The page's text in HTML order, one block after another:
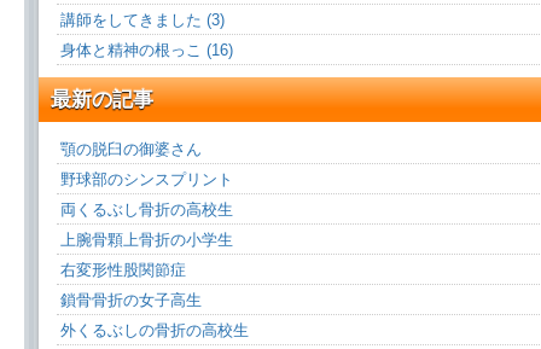
講師をしてきました (3)
身体と精神の根っこ (16)
最新の記事
顎の脱臼の御婆さん
野球部のシンスプリント
両くるぶし骨折の高校生
上腕骨顆上骨折の小学生
右変形性股関節症
鎖骨骨折の女子高生
外くるぶしの骨折の高校生